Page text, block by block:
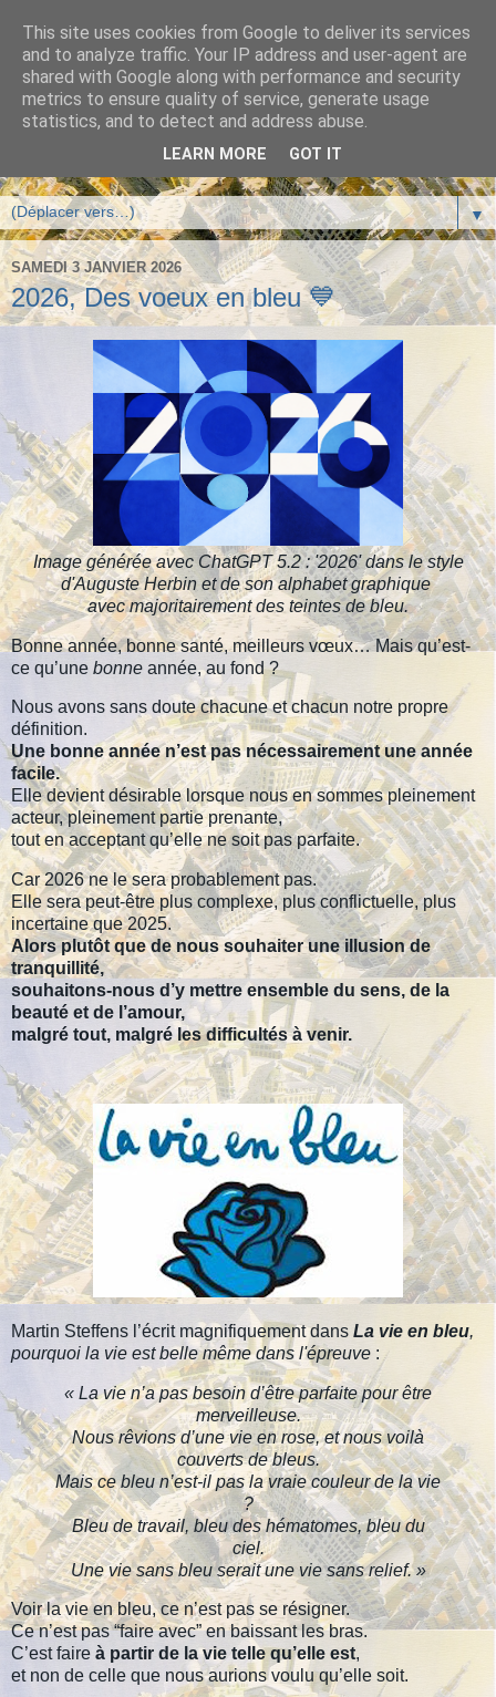
Blog de Chris Delepierre -
L'entrepreneuriat porteur
▼
SAMEDI 3 JANVIER 2026
2026, Des voeux en bleu 💙
Image générée avec ChatGPT 5.2 : '2026' dans le style
d'Auguste Herbin et de son alphabet graphique
avec majoritairement des teintes de bleu.
Bonne année, bonne santé, meilleurs vœux… Mais qu’est-
ce qu’une bonne année, au fond ?
Nous avons sans doute chacune et chacun notre propre
définition.
Une bonne année n’est pas nécessairement une année
facile.
Elle devient désirable lorsque nous en sommes pleinement
acteur, pleinement partie prenante,
tout en acceptant qu’elle ne soit pas parfaite.
Car 2026 ne le sera probablement pas.
Elle sera peut-être plus complexe, plus conflictuelle, plus
incertaine que 2025.
Alors plutôt que de nous souhaiter une illusion de
tranquillité,
souhaitons-nous d’y mettre ensemble du sens, de la
beauté et de l’amour,
malgré tout, malgré les difficultés à venir.
Martin Steffens l’écrit magnifiquement dans La vie en bleu,
pourquoi la vie est belle même dans l'épreuve :
« La vie n’a pas besoin d’être parfaite pour être
merveilleuse.
Nous rêvions d’une vie en rose, et nous voilà
couverts de bleus.
Mais ce bleu n’est-il pas la vraie couleur de la vie
?
Bleu de travail, bleu des hématomes, bleu du
ciel.
Une vie sans bleu serait une vie sans relief. »
Voir la vie en bleu, ce n’est pas se résigner.
Ce n’est pas “faire avec” en baissant les bras.
C’est faire à partir de la vie telle qu’elle est,
et non de celle que nous aurions voulu qu’elle soit.
This site uses cookies from Google to deliver its services
and to analyze traffic. Your IP address and user-agent are
shared with Google along with performance and security
metrics to ensure quality of service, generate usage
statistics, and to detect and address abuse.
LEARN MORE GOT IT